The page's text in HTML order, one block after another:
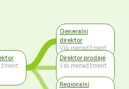
Generalni
direktor
Viši menadžment
Direktor prodaje
Viši menadžment
Regionalni